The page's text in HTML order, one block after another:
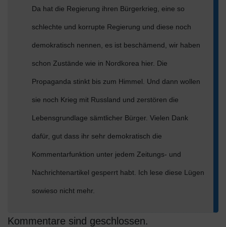
Da hat die Regierung ihren Bürgerkrieg, eine so
schlechte und korrupte Regierung und diese noch
demokratisch nennen, es ist beschämend, wir haben
schon Zustände wie in Nordkorea hier. Die
Propaganda stinkt bis zum Himmel. Und dann wollen
sie noch Krieg mit Russland und zerstören die
Lebensgrundlage sämtlicher Bürger. Vielen Dank
dafür, gut dass ihr sehr demokratisch die
Kommentarfunktion unter jedem Zeitungs- und
Nachrichtenartikel gesperrt habt. Ich lese diese Lügen
sowieso nicht mehr.
Kommentare sind geschlossen.